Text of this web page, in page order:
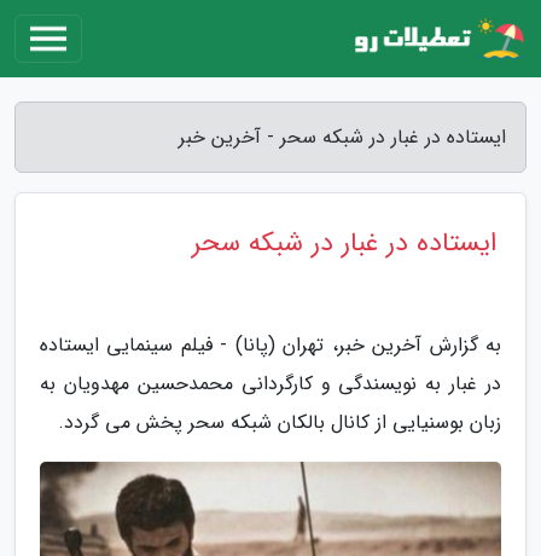
ایستاده در غبار در شبکه سحر - آخرین خبر
ایستاده در غبار در شبکه سحر
به گزارش آخرین خبر، تهران (پانا) - فیلم سینمایی ایستاده
در غبار به نویسندگی و کارگردانی محمدحسین مهدویان به
زبان بوسنیایی از کانال بالکان شبکه سحر پخش می گردد.